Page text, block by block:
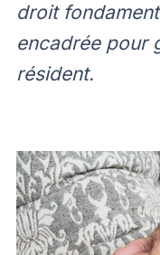
droit
encadrée pour
résident.